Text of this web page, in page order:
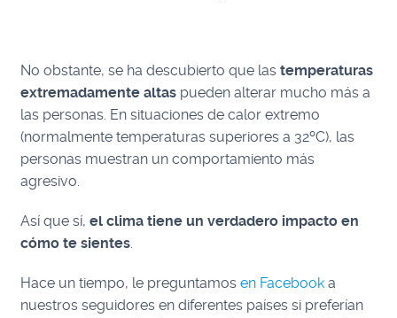
No obstante, se ha descubierto que lastemperaturas
extremadamente altas pueden alterar mucho más a
las personas. En situaciones de calor extremo
(normalmente temperaturas superiores a 32ºC), las
personas muestran un comportamiento más
agresivo.
Así que sí,el clima tiene un verdadero impacto en
cómo te sientes.
Hace un tiempo, le preguntamosen Facebook a
nuestros seguidores en diferentes países si preferían